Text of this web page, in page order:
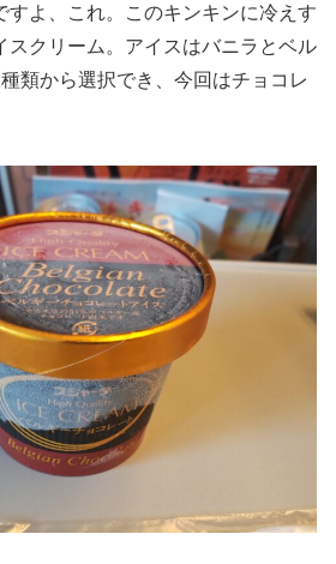
すよ、これ。このキンキンに冷えす
スクリーム。アイスはバニラとベル
類から選択でき、今回はチョコレ